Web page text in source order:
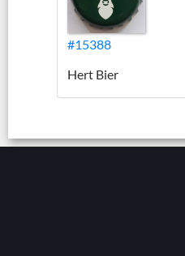
#15388
Hert Bier
© 2002 - 2026 ::